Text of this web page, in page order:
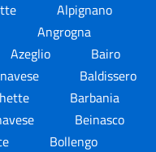
Alpignano
Angrogna
Azeglio
Bairo
Baldissero
Barbania
Beinasco
Bollengo